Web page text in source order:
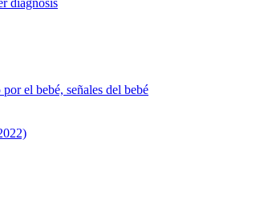
diagnosis
el bebé, señales del bebé